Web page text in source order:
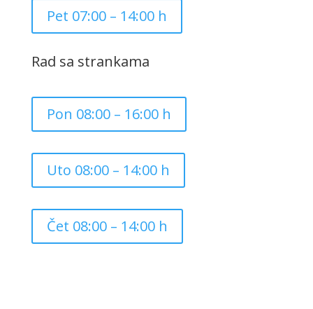
Pet 07:00 – 14:00 h
Rad sa strankama
Pon 08:00 – 16:00 h
Uto 08:00 – 14:00 h
Čet 08:00 – 14:00 h